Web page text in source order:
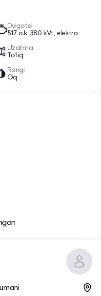
Dvigatel
517 o.k. 380 kVt, elektro
Uzatma
To'liq
Rangi
Oq